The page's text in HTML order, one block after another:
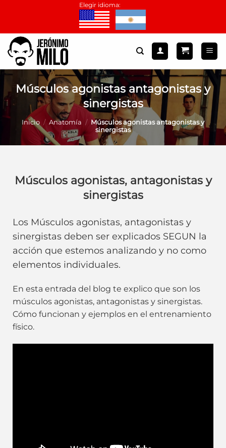
contenido
Elegir idioma:
Músculos agonistas antagonistas y
sinergistas
Inicio / Anatomía / Músculos agonistas antagonistas y
sinergistas
Músculos agonistas, antagonistas y
sinergistas
Los Músculos agonistas, antagonistas y
sinergistas deben ser explicados SEGUN la
acción que estemos analizando y no como
elementos individuales.
En esta entrada del blog te explico que son los
músculos agonistas, antagonistas y sinergistas.
Cómo funcionan y ejemplos en el entrenamiento
físico.